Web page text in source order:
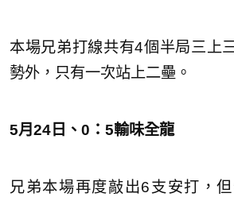
本場兄弟打線共有4個半局三上
勢外，只有一次站上二壘。
5月24日、0：5輸味全龍
兄弟本場再度敲出6支安打，